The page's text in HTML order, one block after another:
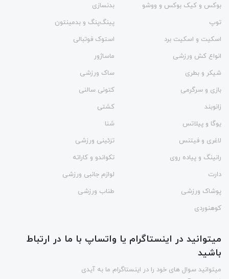
بوکس و کیک بوکس و ووشو
بدنسازی
توپ
پینگ‌پنگ و بدمينتون
اسکیت و اسکیت برد
استوک فوتبالی
انواع کش ورزشی
ماساژور
شیکر و بطری
ساک ورزشی
بازی و سرگرمی
کتونی سالنی
زانوبند
کشتی
یوگا و پیلاتس
شنا
لاغری و فیتنس
تزئینی ورزشی
رانینگ و پیاده روی
تکواندو و کاراته
دارت
لوازم جانبی ورزشی
پوشاک ورزشی
طناب ورزشی
کوهنوردی
میتوانید در اینستاگرام یا واتساپ با ما در ارتباط
باشید
میتوانید سوال های خود را در اینستاگرام ما به آیدی